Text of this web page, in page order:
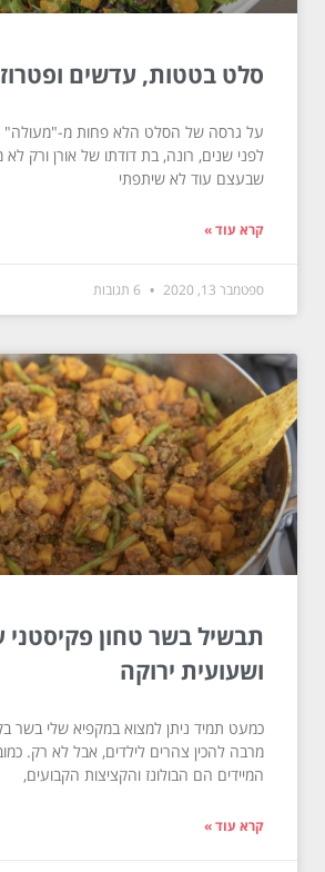
סלט בטטות, עדשים
על גרסה של הסלט הלא פחות מ-"מעולה"
לפני שנים, רונה, בת דודתו של אורן ורק לא
שבעצם עוד לא שיתפתי
קרא עוד »
ספטמבר 13, 2020
תבשיל בשר טחון
ושעועית ירוקה
כמעט תמיד ניתן למצוא במקפיא שלי בשר
מרבה להכין צהרים לילדים, אבל לא רק.
המיידים הם הבולונז והקציצות הקבועים,
קרא עוד »